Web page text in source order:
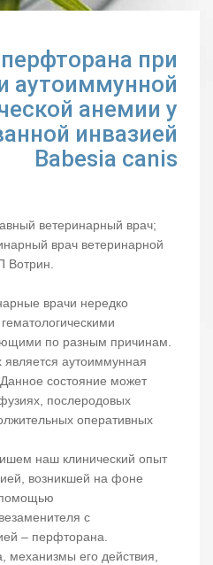
при
аутоиммунной
анемии у
инвазией
Babesia canis
ветеринарный врач;
врач ветеринарной
Вотрин.
врачи нередко
по разным причинам.
аутоиммунная
состояние может
послеродовых
оперативных
наш клинический опыт
возникшей на фоне
помощью
с
– перфторана.
его действия,